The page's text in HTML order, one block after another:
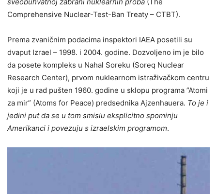
sveobuhvatnoj zabrani nuklearnih proba (The
Comprehensive Nuclear-Test-Ban Treaty – CTBT).
Prema zvaničnim podacima inspektori IAEA posetili su
dvaput Izrael – 1998. i 2004. godine. Dozvoljeno im je bilo
da posete kompleks u Nahal Soreku (Soreq Nuclear
Research Center), prvom nuklearnom istraživačkom centru
koji je u rad pušten 1960. godine u sklopu programa ”Atomi
za mir” (Atoms for Peace) predsednika Ajzenhauera. To je i
jedini put da se u tom smislu eksplicitno spominju
Amerikanci i povezuju s izraelskim programom.